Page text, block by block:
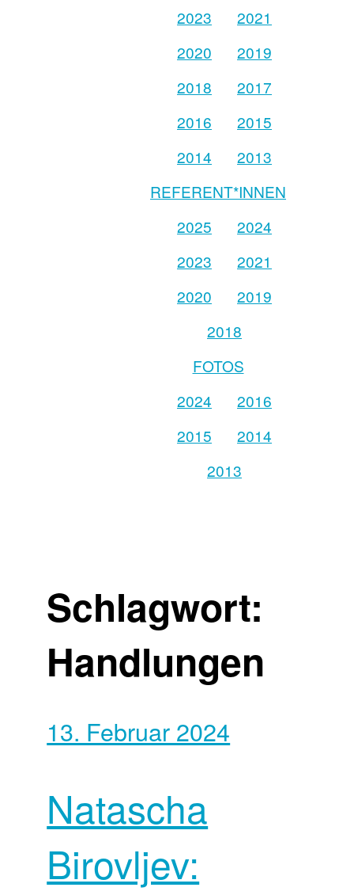
2023
2021
2020
2019
2018
2017
2016
2015
2014
2013
REFERENT*INNEN
2025
2024
2023
2021
2020
2019
2018
FOTOS
2024
2016
2015
2014
2013
Schlagwort:
Handlungen
13. Februar 2024
Natascha
Birovljev: